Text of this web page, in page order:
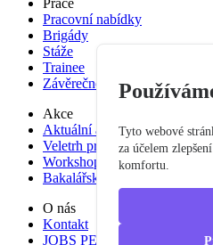
Práce
Pracovní nabídky
Brigády
Stáže
Trainee
Závěrečné práce
Akce
Aktuální akce
Veletrh pracovních příležitostí
Workshop studium pro praxi
Bakalářská praxe
O nás
Kontakt
JOBS PEF
Tyto webové
za účelem
komfortu.